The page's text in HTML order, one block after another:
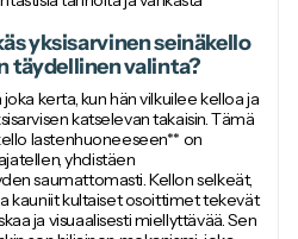
yksisarvinen seinäkello
täydellinen valinta?
kerta, kun hän vilkuilee kelloa ja
katselevan takaisin. Tämä
lastenhuoneeseen** on
yhdistäen
saumattomasti. Kellon selkeät,
kauniit kultaiset osoittimet tekevät
ja visuaalisesti miellyttävää. Sen